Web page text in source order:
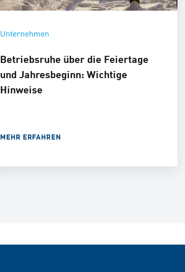
Unternehmen
Betriebsruhe über die Feiertage
und Jahresbeginn: Wichtige
Hinweise
MEHR ERFAHREN